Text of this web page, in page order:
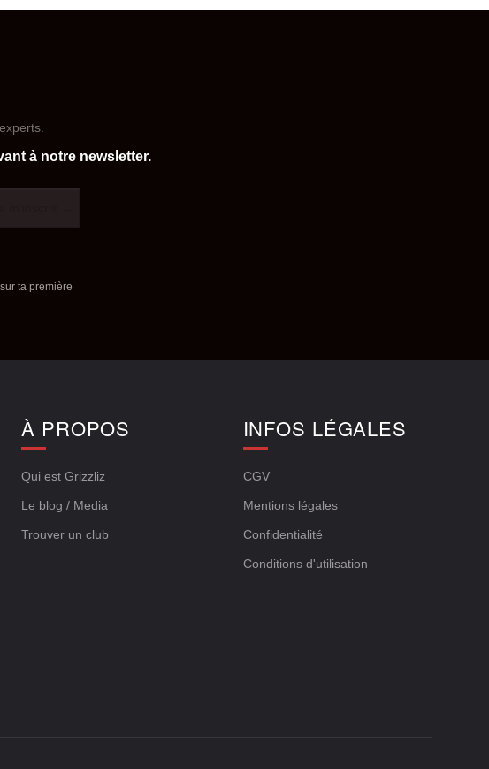
à notre newsletter.
ta première
À PROPOS
Qui est Grizzliz
Le blog / Media
Trouver un club
INFOS LÉGALES
CGV
Mentions légales
Confidentialité
Conditions d'utilisation